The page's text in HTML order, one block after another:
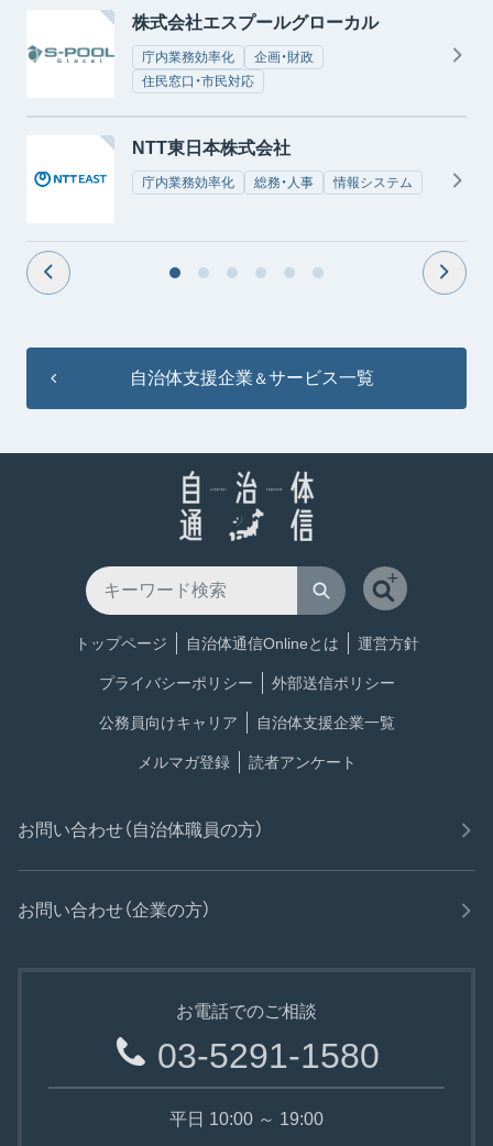
株式会社エスプールグローカル
庁内業務効率化
企画・財政
住民窓口・市民対応
NTT東日本株式会社
庁内業務効率化 総務・人事 情報システム
自治体支援企業 ＆サービス一覧
トップページ 自治体通信Onlineとは 運営方針
プライバシーポリシー 外部送信ポリシー
公務員向けキャリア 自治体支援企業一覧
メルマガ登録 読者アンケート
お問い合わせ（自治体職員の方）
お問い合わせ（企業の方）
お電話でのご相談
03-5291-1580
平日 10:00 ～ 19:00